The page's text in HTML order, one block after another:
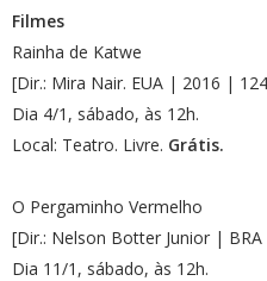
Filmes
Rainha de Katwe
[Dir.: Mira Nair. EUA | 2016 |
Dia 4/1, sábado, às 12h.
Local: Teatro. Livre. Grátis.
O Pergaminho Vermelho
[Dir.: Nelson Botter Junior |
Dia 11/1, sábado, às 12h.